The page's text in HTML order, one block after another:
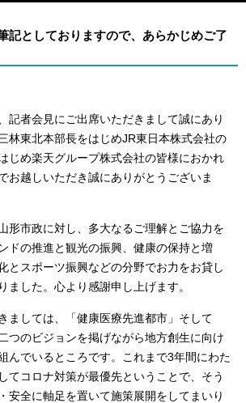
記としておりますので、あらかじめご了
記者会見にご出席いただきまして誠にあり
林東北本部長をはじめJR東日本株式会社の
じめ楽天グループ株式会社の皆様におかれ
お越しいただき誠にありがとうございま
形市政に対し、多大なるご理解とご協力を
ドの推進と観光の振興、健康の保持と増
とスポーツ振興などの分野でお力をお貸し
ました。心より感謝申し上げます。
ましては、「健康医療先進都市」そして
つのビジョンを掲げながら地方創生に向け
んでいるところです。これまで3年間にわた
てコロナ対策が最優先ということで、そう
安全に軸足を置いて施策展開をしてまいり